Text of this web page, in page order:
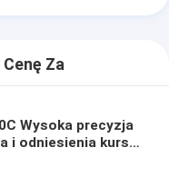
Za
Wysoka precyzja
i odniesienia kursu